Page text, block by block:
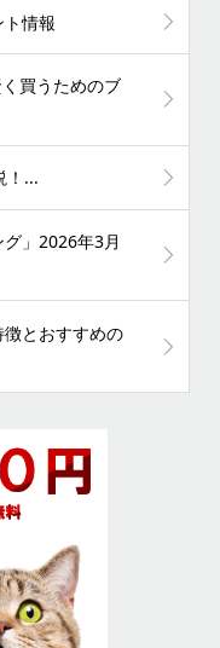
ト情報
買うためのブ
！...
」2026年3月
徴とおすすめの